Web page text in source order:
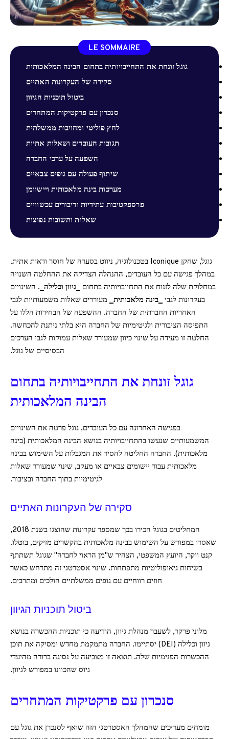
LE SOMMAIRE
גוגל זונחת את התחייבויותיה בתחום הבינה המלאכותית
סקירה של העקרונות האתיים
ביטול תוכניות הגיוון
סנכרון עם פרקטיקות המתחרים
לחץ פוליטי ומחויבות ממשלתית
תגובות העובדים ושאלות אתיות
השפעה על ערכי החברה
שיתוף פעולה עם גופים צבאיים
מערכות בינה מלאכותית ויישוומן
פרספקטיבות עתידיות ודיבורים עכשוויים
שאלות ותשובות נפוצות
גוגל, שחקן Iconique בטכנולוגיה, ניווט בסערה של חוסר ודאות אתית.
במהלך פגישה עם כל העובדים, ההנהלה הצדיקה את ההחלטה השנויה
במחלוקת שלה לזנוח את התחייבויותיה בתחום _גיוון וכלילה_. השינויים
בעקרונות לגבי _בינה מלאכותית_ מעוררים שאלות משמעותיות לגבי
האחריות החברתית של החברה. ההשפעה של הבחירות הללו על
התפיסה הציבורית ולגיטימיות של החברה היא בלתי ניתנת להכחשה.
החלטה זו מעידה על שינוי כיוון שמעורר שאלות עמוקות לגבי הערכים
הבסיסיים של גוגל.
גוגל זונחת את התחייבויותיה בתחום
הבינה המלאכותית
בפגישה האחרונה עם כל העובדים, גוגל פרטה את השינויים
המשמעותיים שנעשו בהתחייבויותיה בנושא הבינה המלאכותית (בינה
מלאכותית). החברה החליטה להסיר את המגבלות על השימוש בבינה
מלאכותית עבור יישומים צבאיים או מעקב, שינוי שמעורר שאלות
לגיטימיות בתוך החברה ובציבור.
סקירה של העקרונות האתיים
המחליטים בגוגל הכירו בכך שמספר עקרונות שהוצגו בשנת 2018,
שאסרו במפורש על השימוש בבינה מלאכותית בהקשרים מזיקים, בוטלו.
קנט ווקר, היועץ המשפטי, הצהיר ש"מן הראוי לחברה" שגוגל תשתתף
בשיחות גיאופוליטיות מתפתחות. שינוי אסטרטגי זה מתרחש כאשר
חוזים רווחיים עם גופים ממשלתיים הולכים ומתרבים.
ביטול תוכניות הגיוון
מלוני פרקר, לשעבר מנהלת גיוון, הודיעה כי תוכניות ההכשרה בנושא
גיוון וכלילה (DEI) יסתיימו. החברה מתמקמת מחדש ומסיקה את תוכן
ההכשרות הפנימיות שלה. תוצאה זו מצביעה על נסיגה ברורה מהיעדי
גיוס שהכוונו במפורש לגיוון.
סנכרון עם פרקטיקות המתחרים
מומחים מעריכים שהמהלך האסטרטגי הזה שואף לסנכרן את גוגל עם